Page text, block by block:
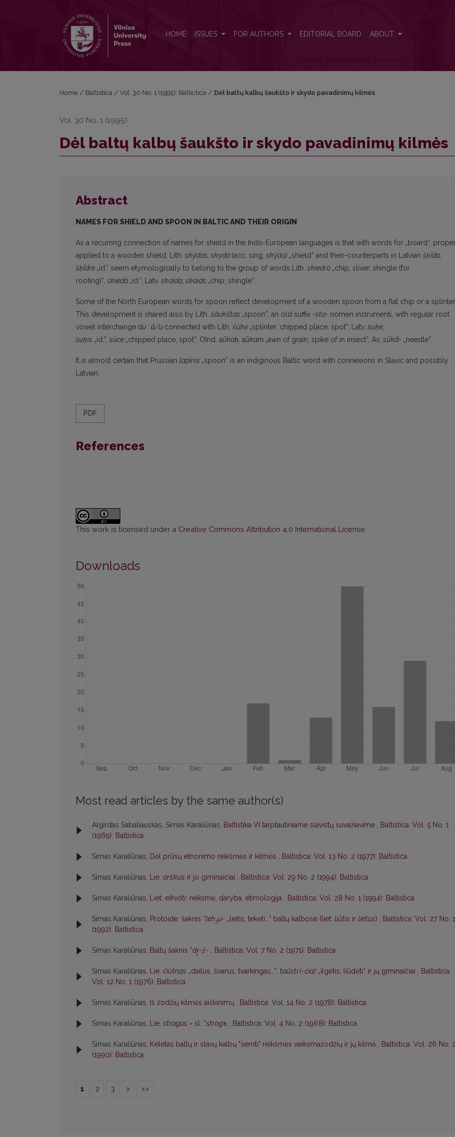
HOME ISSUES FOR AUTHORS EDITORIAL BOARD ABOUT
Home / Baltistica / Vol. 30 No. 1 (1995): Baltictica / Dėl baltų kalbų šaukšto ir skydo pavadinimų kilmės
Vol. 30 No. 1 (1995)
Dėl baltų kalbų šaukšto ir skydo pavadinimų kilmės
Abstract
NAMES FOR SHIELD AND SPOON IN BALTIC AND THEIR ORIGIN
As a recurring connection of names for shield in the Indo-European languages is that with words for „board“,
applied to a wooden shield, Lith. skỹdas, skydà (acc. sing, skỹdą) „shield” and then-counterparts in Latvian šķīda,
šķīdre „id.” seem etymologically to belong to the group of words Lith. skiedrà „chip, sliver, shingle (for
roofing)”, skiedà „id.”, Latv. skaîda, skaids „chip; shingle”.
Some of the North European words for spoon reflect development of a wooden spoon from a flat chip or a
This development is shared also by Lith. šáukštas „spoon”, an old suffix -sta- nomen instrumenti, with regular root
vowel interchange áu: ū́/u connected with Lith. šùkė „splinter; chipped place, spot”, Latv. suķe,
suķis „id.”, sûce „chipped place, spot”, OInd. ṡūkaḥ, ṡūkam „awn of grain; spike of in insect”, Av. sūkā- „needle”.
It is almost certain that Prussian lapinis „spoon“ is an indiginous Baltic word with connexions in Slavic and possibly
Latvian.
PDF
References
This work is licensed under a Creative Commons Attribution 4.0 International License
Downloads
Most read articles by the same author(s)
Algirdas Sabaliauskas, Simas Karaliūnas, Baltistika VI tarptautiniame slavistų suvažiavime , Baltistica: Vol. 5 No. 1
(1969): Baltistica
Simas Karaliūnas, Dėl prūsų etnonimo reikšmės ir kilmės , Baltistica: Vol. 13 No. 2 (1977): Baltistica
Simas Karaliūnas, Lie. árškus ir jo giminaičiai , Baltistica: Vol. 29 No. 2 (1994): Baltistica
Simas Karaliūnas, Liet. eikvóti: reikšmė, daryba, etimologija , Baltistica: Vol. 28 No. 1 (1994): Baltistica
Simas Karaliūnas, Protoide. šaknis *leh3u- „lietis, tekėti…“ baltų kalbose (liet. liūtìs ir lietùs) , Baltistica: Vol. 27 No. 1
(1992): Baltistica
Simas Karaliūnas, Baltų šaknis *dr̥-ž- , Baltistica: Vol. 7 No. 2 (1971): Baltistica
Simas Karaliūnas, Lie. čiùtnas „dailus, švarus, tvarkingas…“, taũsti (-čia) „ilgėtis, liūdėti“ ir jų giminaičiai , Baltistica:
Vol. 12 No. 1 (1976): Baltistica
Simas Karaliūnas, Iš žodžių kilmės aiškinimų , Baltistica: Vol. 14 No. 2 (1978): Baltistica
Simas Karaliūnas, Lie. stragùs = sl. *strogъ , Baltistica: Vol. 4 No. 2 (1968): Baltistica
Simas Karaliūnas, Keletas baltų ir slavų kalbų "semti" reikšmės veiksmažodžių ir jų kilmė , Baltistica: Vol. 26 No.
(1990): Baltistica
1 2 3 > >>